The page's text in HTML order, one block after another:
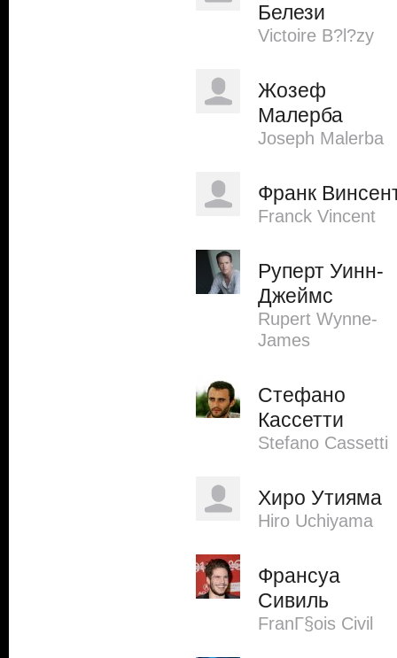
Белези
Victoire B?l?zy
Жозеф
Малерба
Joseph Malerba
Франк
Franck Vincent
Руперт Уинн-
Джеймс
Rupert Wynne-
James
Стефано
Кассетти
Stefano Cassetti
Хиро Утияма
Hiro Uchiyama
Франсуа
Сивиль
FranГ§ois Civil